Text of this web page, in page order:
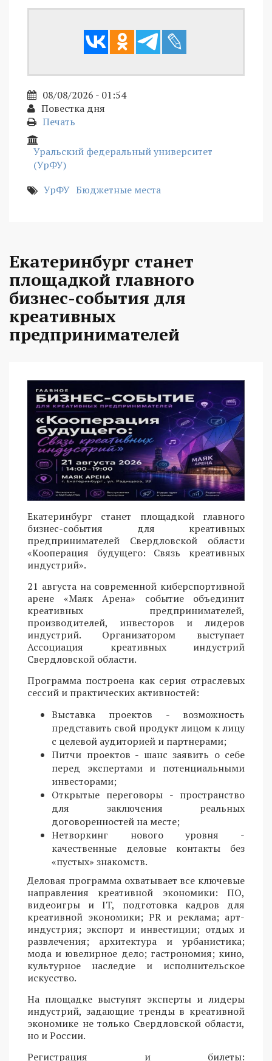
08/08/2026 - 01:54
Повестка дня
Печать
Уральский федеральный университет
(УрФУ)
УрФУ Бюджетные места
Екатеринбург станет
площадкой главного
бизнес-события для
креативных
предпринимателей
Екатеринбург станет площадкой главного
бизнес-события для креативных
предпринимателей Свердловской области
«Кооперация будущего: Связь креативных
индустрий».
21 августа на современной киберспортивной
арене «Маяк Арена» событие объединит
креативных предпринимателей,
производителей, инвесторов и лидеров
индустрий. Организатором выступает
Ассоциация креативных индустрий
Свердловской области.
Программа построена как серия отраслевых
сессий и практических активностей:
Выставка проектов - возможность
представить свой продукт лицом к лицу
с целевой аудиторией и партнерами;
Питчи проектов - шанс заявить о себе
перед экспертами и потенциальными
инвесторами;
Открытые переговоры - пространство
для заключения реальных
договоренностей на месте;
Нетворкинг нового уровня -
качественные деловые контакты без
«пустых» знакомств.
Деловая программа охватывает все ключевые
направления креативной экономики: ПО,
видеоигры и IT, подготовка кадров для
креативной экономики; PR и реклама; арт-
индустрия; экспорт и инвестиции; отдых и
развлечения; архитектура и урбанистика;
мода и ювелирное дело; гастрономия; кино,
культурное наследие и исполнительское
искусство.
На площадке выступят эксперты и лидеры
индустрий, задающие тренды в креативной
экономике не только Свердловской области,
но и России.
Регистрация и билеты: